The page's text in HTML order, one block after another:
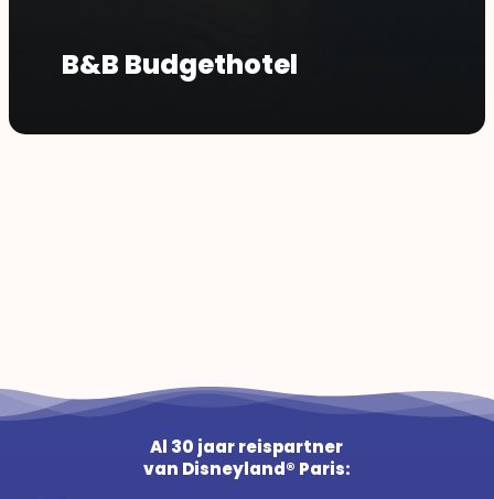
B&B Budgethotel
Al 30 jaar reispartner
van Disneyland® Paris: